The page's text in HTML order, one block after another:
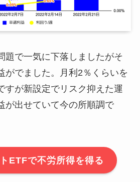
題で一気に下落しましたがそ
がでました。月利2％くらいを
すが新設定でリスク抑えた運
が出せていて今の所順調で
ETFで不労所得を得る